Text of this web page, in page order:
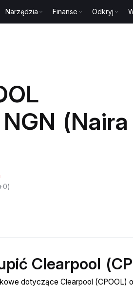
Narzędzia Finanse Odkryj
(Naira
)
Clearpool
dotyczące Clearpool (CPOOL)